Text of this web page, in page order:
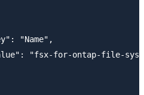
"Name",
"fsx-for-ontap-file-